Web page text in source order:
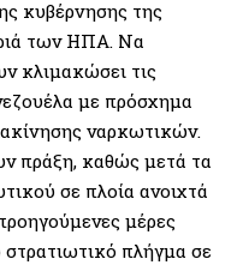
κυβέρνησης της
των ΗΠΑ. Να
κλιμακώσει τις
με πρόσχημα
ναρκωτικών.
πράξη, καθώς μετά τα
σε πλοία ανοιχτά
μέρες
πλήγμα σε